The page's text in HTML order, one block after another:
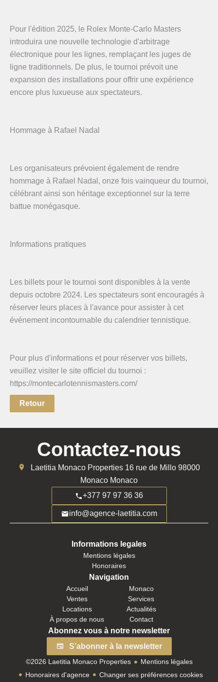
Pour l'édition 2025, le Rolex Monte-Carlo Masters
introduira une nouvelle technologie d'arbitrage
électronique pour les lignes, remplaçant les juges de
ligne traditionnels. De plus, le tournoi prévoit une
expansion des installations pour offrir une expérience
encore plus luxueuse aux spectateurs.
Hommage à Rafael Nadal
Les organisateurs prévoient également de rendre
hommage à Rafael Nadal, onze fois vainqueur du tournoi,
célébrant ainsi son héritage exceptionnel sur la terre
battue monégasque.
Informations pratiques
Les billets pour le tournoi sont disponibles à la vente
depuis octobre 2024. Les spectateurs sont encouragés à
réserver leurs places à l'avance pour assister à cet
événement incontournable du calendrier tennistique.
Pour plus d'informations et pour réserver vos billets,
veuillez visiter le site officiel du tournoi :
https://montecarlotennismasters.com/
Retour
Contactez-nous
Laetitia Monaco Properties 16 rue de Millo 98000
Monaco Monaco
+377 97 97 36 36
info@agence-laetitia.com
Informations legales
Mentions légales
Honoraires
Navigation
Accueil
Ventes
Locations
À propos de nous
Monaco
Services
Actualités
Contact
Abonnez vous à notre newsletter
S’abonner à la newsletter
©2026 Laetitia Monaco Properties
Mentions légales
Honoraires d'agence
Changer ses préférences cookies